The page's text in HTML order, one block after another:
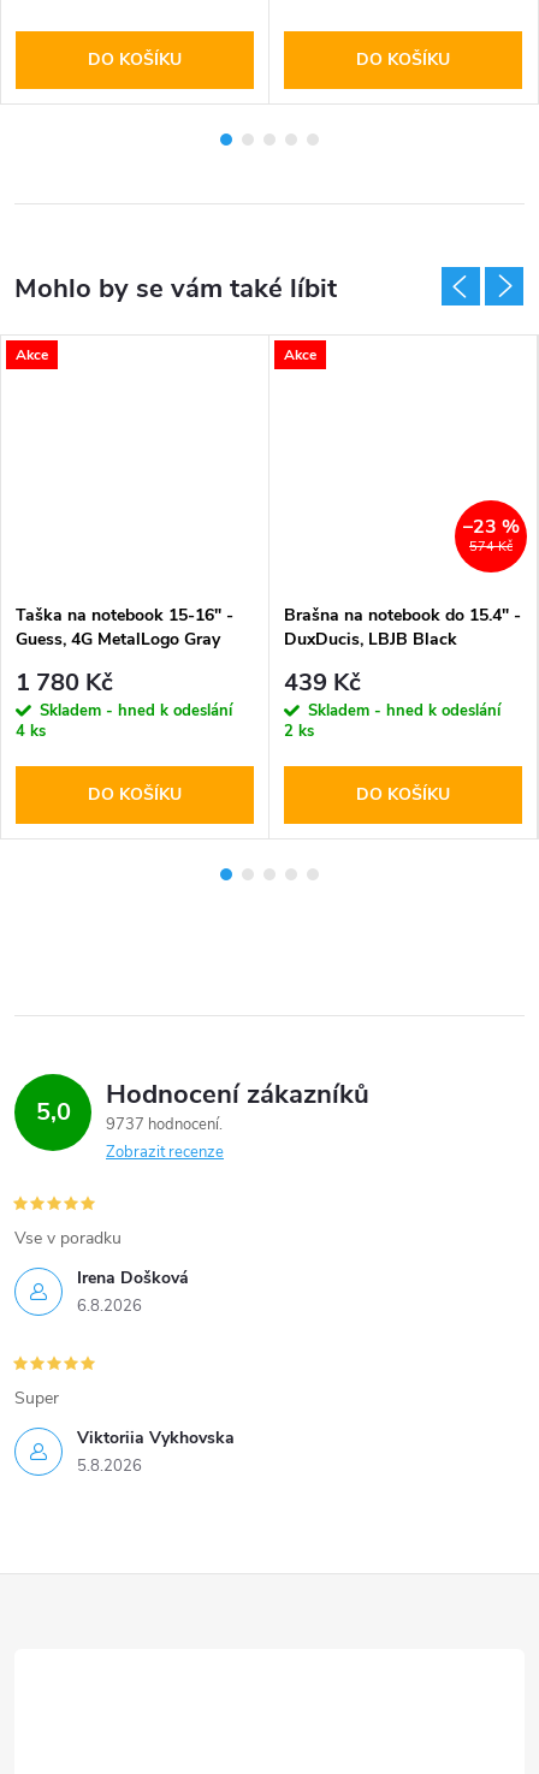
DO KOŠÍKU DO KOŠÍKU
Akce
Taška na notebook 15-16" -
Guess, 4G MetalLogo Gray
1 780 Kč
Skladem - hned k odeslání
4 ks
DO KOŠÍKU
Akce
574 Kč
–23 %
Brašna na notebook do 15.4" -
DuxDucis, LBJB Black
439 Kč
Skladem - hned k odeslání
2 ks
DO KOŠÍKU
5,0 Hodnocení zákazníků
9737 hodnocení
Zobrazit recenze
Irena Došková
6.8.2026
Vse v poradku
Viktoriia Vykhovska
5.8.2026
Super